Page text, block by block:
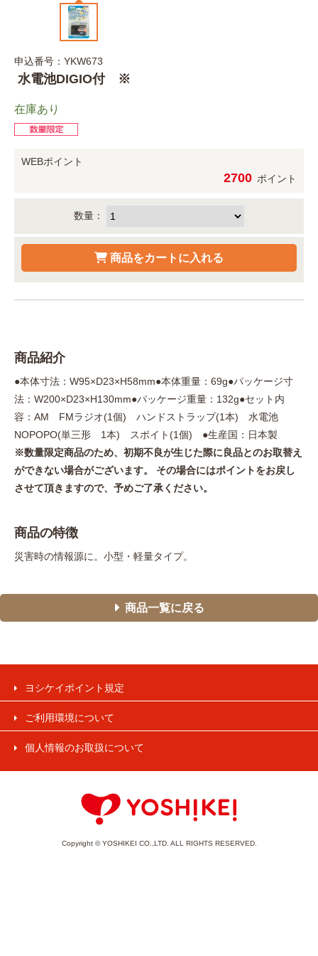
申込番号：YKW673
水電池DIGIO付 ※
在庫あり
WEBポイント
2700 ポイント
数量：
商品紹介
●本体寸法：W95×D23×H58mm●本体重量：69g●パッケージ寸
法：W200×D23×H130mm●パッケージ重量：132g●セット内
容：AM FMラジオ(1個) ハンドストラップ(1本) 水電池
NOPOPO(単三形 1本) スポイト(1個) ●生産国：日本製
※数量限定商品のため、初期不良が生じた際に良品とのお取替え
ができない場合がございます。 その場合にはポイントをお戻し
させて頂きますので、予めご了承ください。
商品の特徴
災害時の情報源に。小型・軽量タイプ。
商品一覧に戻る
ヨシケイポイント規定
ご利用環境について
個人情報のお取扱について
Copyright © YOSHIKEI CO.,LTD. ALL RIGHTS RESERVED.